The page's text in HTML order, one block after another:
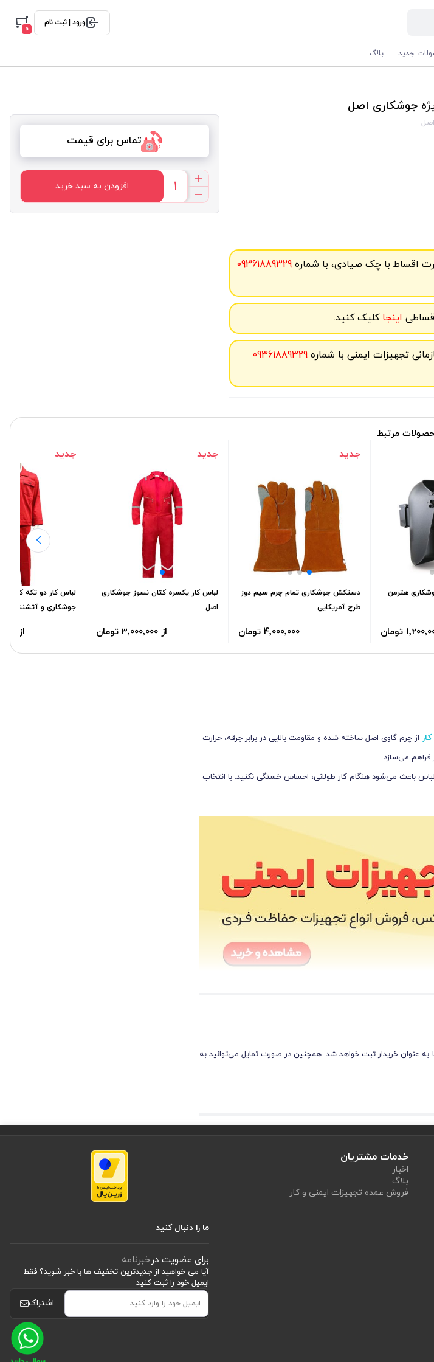
ورود | ثبت نام
0
جدید بلاگ
جوشکاری اصل
اقساط با چک صیادی، با شماره 09361889329
اینجاکلیک کنید.
تجهیزات ایمنی با شماره 09361889329
تماس برای قیمت
افزودن به سبد خرید
مرتبط
هترمن
تومان
جدید
دستکش جوشکاری تمام چرم سیم دوز
طرح آمریکایی
4٬000٬000 تومان
جدید
لباس کار یکسره کتان نسوز جوشکاری
اصل
از 3٬000٬000 تومان
جدید
لباس کار دو تکه کتان
جوشکاری و آتشنشانی
از 3٬000٬000 تومان
از چرم گاوی اصل ساخته شده و مقاومت بالایی در برابر جرقه، حرارت
می‌سازد.
حمل ابزارهای ضروری مانند الکترود را راحت‌تر می‌کند. وزن مناسب ۱۲۰۰ گرمی این لباس باعث می‌شود هنگام کار طولانی، احساس خستگی نکنید. با انتخاب
شما می‌دهد.
به عنوان خریدار ثبت خواهد شد. همچنین در صورت تمایل می‌توانید به
خدمات مشتریان
اخبار
بلاگ
فروش عمده تجهیزات ایمنی و کار
ما را دنبال کنید
برای عضویت درخبرنامه
آیا می خواهید از جدید‌ترین تخفیف‌ ها با‌ خبر شوید؟ فقط
ایمیل خود را ثبت کنید
اشتراک